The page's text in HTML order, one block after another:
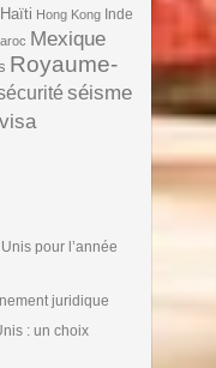
Haïti Hong Kong Inde
Mexique
Royaume-
séisme
visa
pour l’année
juridique
: un choix